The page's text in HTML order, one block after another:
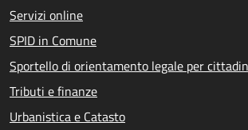
Servizi online
SPID in Comune
Sportello di orientamento legale per
Tributi e finanze
Urbanistica e Catasto